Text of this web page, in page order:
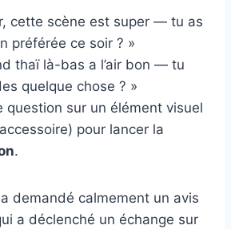
cette scène est super — tu as
préférée ce soir ? »
thaï là-bas a l’air bon — tu
quelque chose ? »
question sur un élément visuel
pour lancer la
.
demandé calmement un avis
a déclenché un échange sur